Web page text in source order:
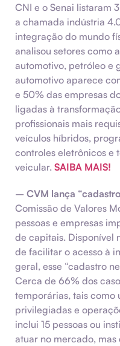
CNI e o Senai listaram
a chamada indústria
integração do mundo
analisou setores como
automotivo, petróleo e
automotivo aparece
e 50% das empresas
ligadas à
profissionais mais
veículos híbridos,
controles eletrônicos e
veicular. SAIBA MAIS!
– CVM lança
Comissão de Valores
pessoas e empresas
de capitais. Disponível
de facilitar o acesso à
geral, esse “cadastro
Cerca de 66% dos
temporárias, tais como
privilegiadas e
inclui 15 pessoas ou
atuar no mercado, mas